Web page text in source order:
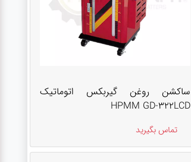
ساکشن روغن گیربکس اتوماتیک
HPMM GD-322LCD
تماس بگیرید